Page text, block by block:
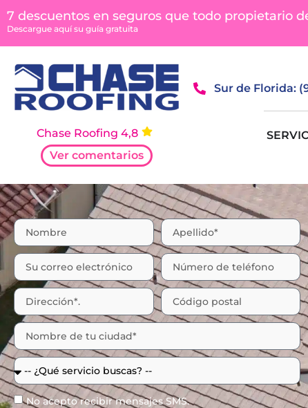
7 descuentos en seguros que todo propietario
Descargue aquí su guía gratuita
Chase Roofing 4,8
Ver comentarios
Sur de Florida:
No acepto recibir mensajes SMS.